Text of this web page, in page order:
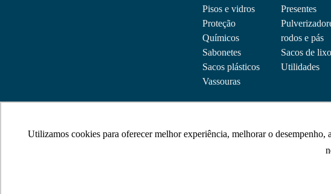
Utilizamos cookies para oferecer melhor experiência, melhorar o
Utilizamos cookies para oferecer melhor experiência, melhorar o
Pisos e vidros
Presentes
Proteção
Químicos
rodos e pás
Sabonetes
Sacos de lixo
Sacos plásticos
Utilidades
Vassouras